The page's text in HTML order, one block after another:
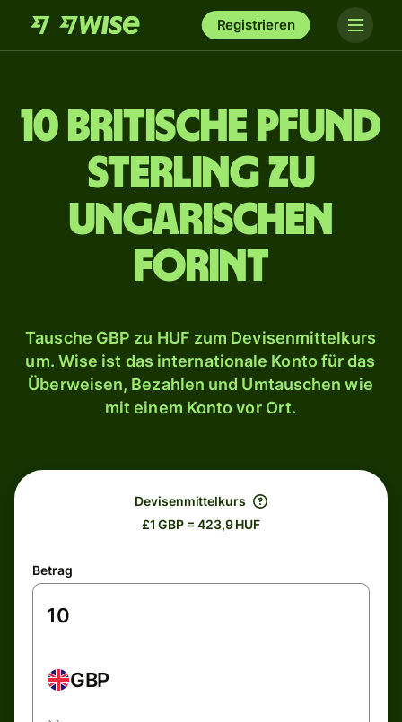
Registrieren
10 britische Pfund
Sterling zu
ungarischen
Forint
Tausche GBP zu HUF zum Devisenmittelkurs
um. Wise ist das internationale Konto für das
Überweisen, Bezahlen und Umtauschen wie
mit einem Konto vor Ort.
Devisenmittelkurs
£1 GBP = 423,9 HUF
Betrag
GBP